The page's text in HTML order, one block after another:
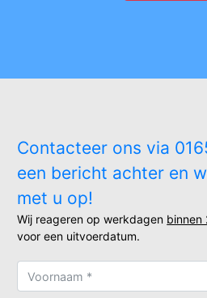
Contacteer ons via
een bericht achter en
met u op!
Wij reageren op werkdagen binnen
voor een uitvoerdatum.